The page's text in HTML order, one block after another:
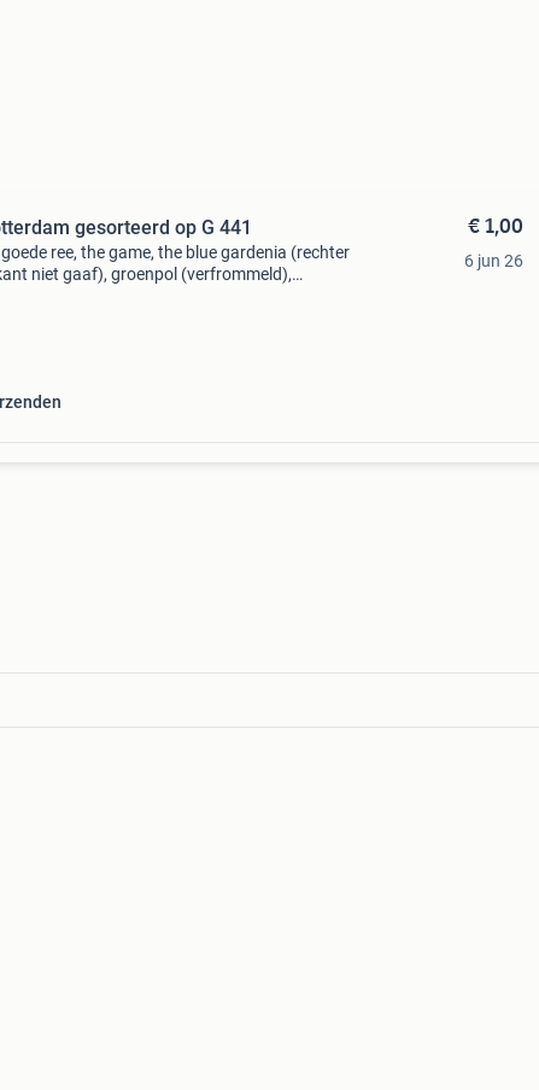
gesorteerd op G 441
goede ree, the game, the blue gardenia (rechter
niet gaaf), groenpol (verfrommeld),
€ 1,00
6 jun 26